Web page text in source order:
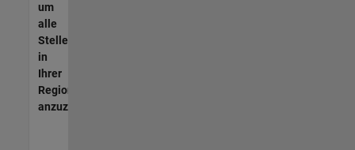
um
alle
Stellenangebote
in
Ihrer
Region
anzuzeigen.